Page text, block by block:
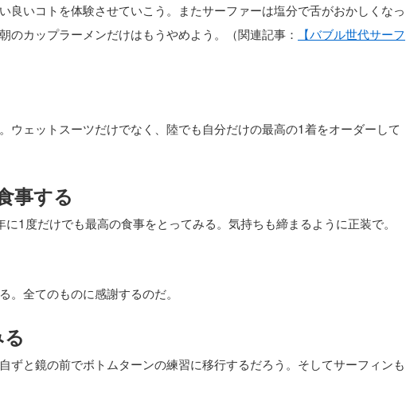
良いコトを体験させていこう。またサーファーは塩分で舌がおかしくなっ
カップラーメンだけはもうやめよう。（関連記事：
【バブル世代サーフ
ウェットスーツだけでなく、陸でも自分だけの最高の1着をオーダーして
事する
1度だけでも最高の食事をとってみる。気持ちも締まるように正装で。
全てのものに感謝するのだ。
ずと鏡の前でボトムターンの練習に移行するだろう。そしてサーフィンも